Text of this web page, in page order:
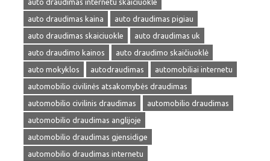
auto draudimas internetu skaiciuokle
auto draudimas kaina
auto draudimas pigiau
auto draudimas skaiciuokle
auto draudimas uk
auto draudimo kainos
auto draudimo skaičiuoklė
auto mokyklos
autodraudimas
automobiliai internetu
automobilio civilinės atsakomybės draudimas
automobilio civilinis draudimas
automobilio draudimas
automobilio draudimas anglijoje
automobilio draudimas gjensidige
automobilio draudimas internetu